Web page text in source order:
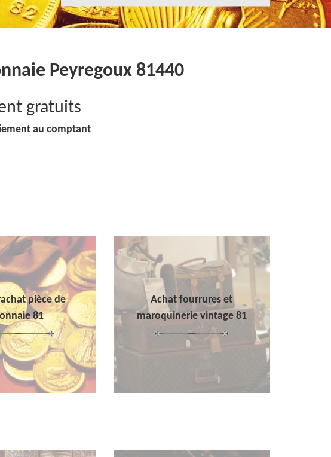
Peyregoux 81440
gratuits
au comptant
pièce de
81
Achat fourrures et
maroquinerie vintage 81